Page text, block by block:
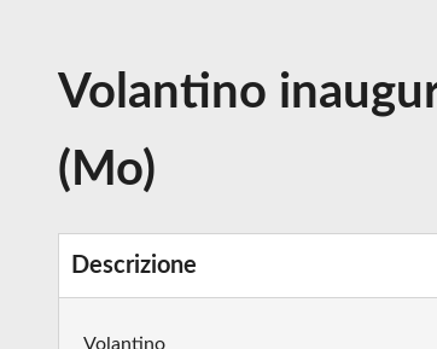
Volantino
(Mo)
Descrizione
Volantino